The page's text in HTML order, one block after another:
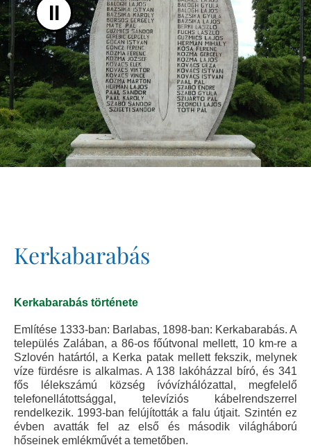
II
Kerkabarabás
Kerkabarabás története
Említése 1333-ban: Barlabas, 1898-ban: Kerkabarabás. A
település Zalában, a 86-os főútvonal mellett, 10 km-re a
Szlovén határtól, a Kerka patak mellett fekszik, melynek
víze fürdésre is alkalmas. A 138 lakóházzal bíró, és 341
fős lélekszámú község ívóvízhálózattal, megfelelő
telefonellátottsággal, televíziós kábelrendszerrel
rendelkezik. 1993-ban felújították a falu útjait. Szintén ez
évben avatták fel az első és második világháború
hőseinek emlékművét a temetőben.